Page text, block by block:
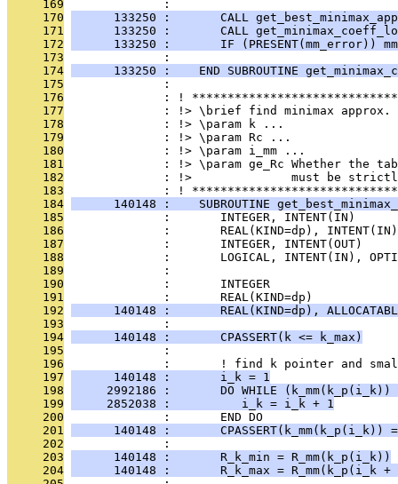
     169
              :
     170
133250 :       CALL
     171
133250 :       CALL
     172
133250 :       IF (PRESENT(mm_error))
     173
              :
     174
133250 :    END SUBROUTINE
     175
              :
     176
: !
     177
: !> \brief find minimax
     178
              : !> \param k ...
     179
              : !> \param Rc ...
     180
              : !> \param i_mm ...
     181
: !> \param ge_Rc Whether the
     182
: !>              must be
     183
: !
     184
140148 :    SUBROUTINE
     185
:       INTEGER, INTENT(IN)
     186
:       REAL(KIND=dp),
     187
:       INTEGER, INTENT(OUT)
     188
:       LOGICAL, INTENT(IN),
     189
              :
     190
:       INTEGER
     191
:       REAL(KIND=dp)
     192
140148 :       REAL(KIND=dp),
     193
              :
     194
      140148 :       CPASSERT(k <= k_max)
     195
              :
     196
:       ! find k pointer and
     197
      140148 :       i_k = 1
     198
2992186 :       DO WHILE (k_mm(k_p(i_k))
     199
     2852038 :          i_k = i_k + 1
     200
              :       END DO
     201
140148 :       CPASSERT(k_mm(k_p(i_k))
     202
              :
     203
      140148 :       R_k_min = R_mm(k_p(i_k))
     204
140148 :       R_k_max = R_mm(k_p(i_k +